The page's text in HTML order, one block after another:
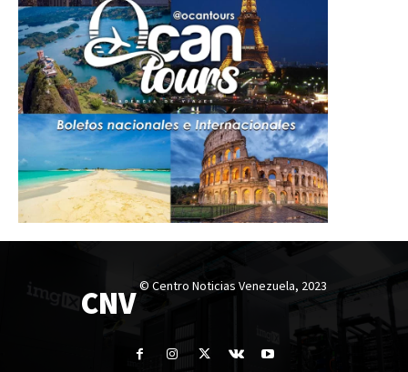
CNV © Centro Noticias Venezuela, 2023